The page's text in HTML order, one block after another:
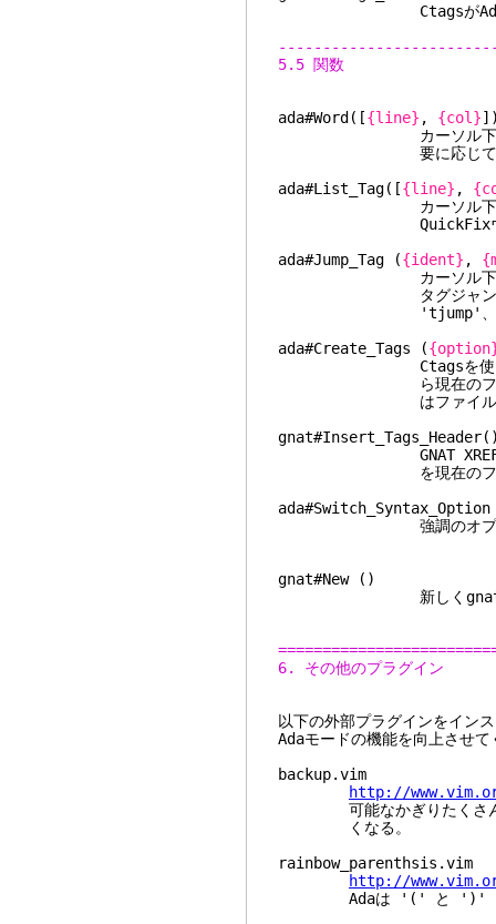
CtagsがAdaのタグを
5.5 関数
ada#Word([{line} , {col}
カーソル下(または指
要に応じてスペース
ada#List_Tag([{line} ,
カーソル下(または指
QuickFixウィンド
ada#Jump_Tag ({ident} ,
カーソル下(または指
タグジャンプリス
'tjump'
ada#Create_Tags (
Ctagsを使ってtags
ら現在のファ
はファイル名と
GNAT XREFの出力に
を現在のファイル
強調のオプションをオ
gnat#New ()
新しくgnatオブジェ
6. その他のプラグイン
以下の外部プラグインをイン
Adaモードの機能を向上させ
backup.vim
http://
可能なかぎりたくさんの
くなる。
rainbow_parenthsis.vim
http://
Adaは '(' と ')' しか使